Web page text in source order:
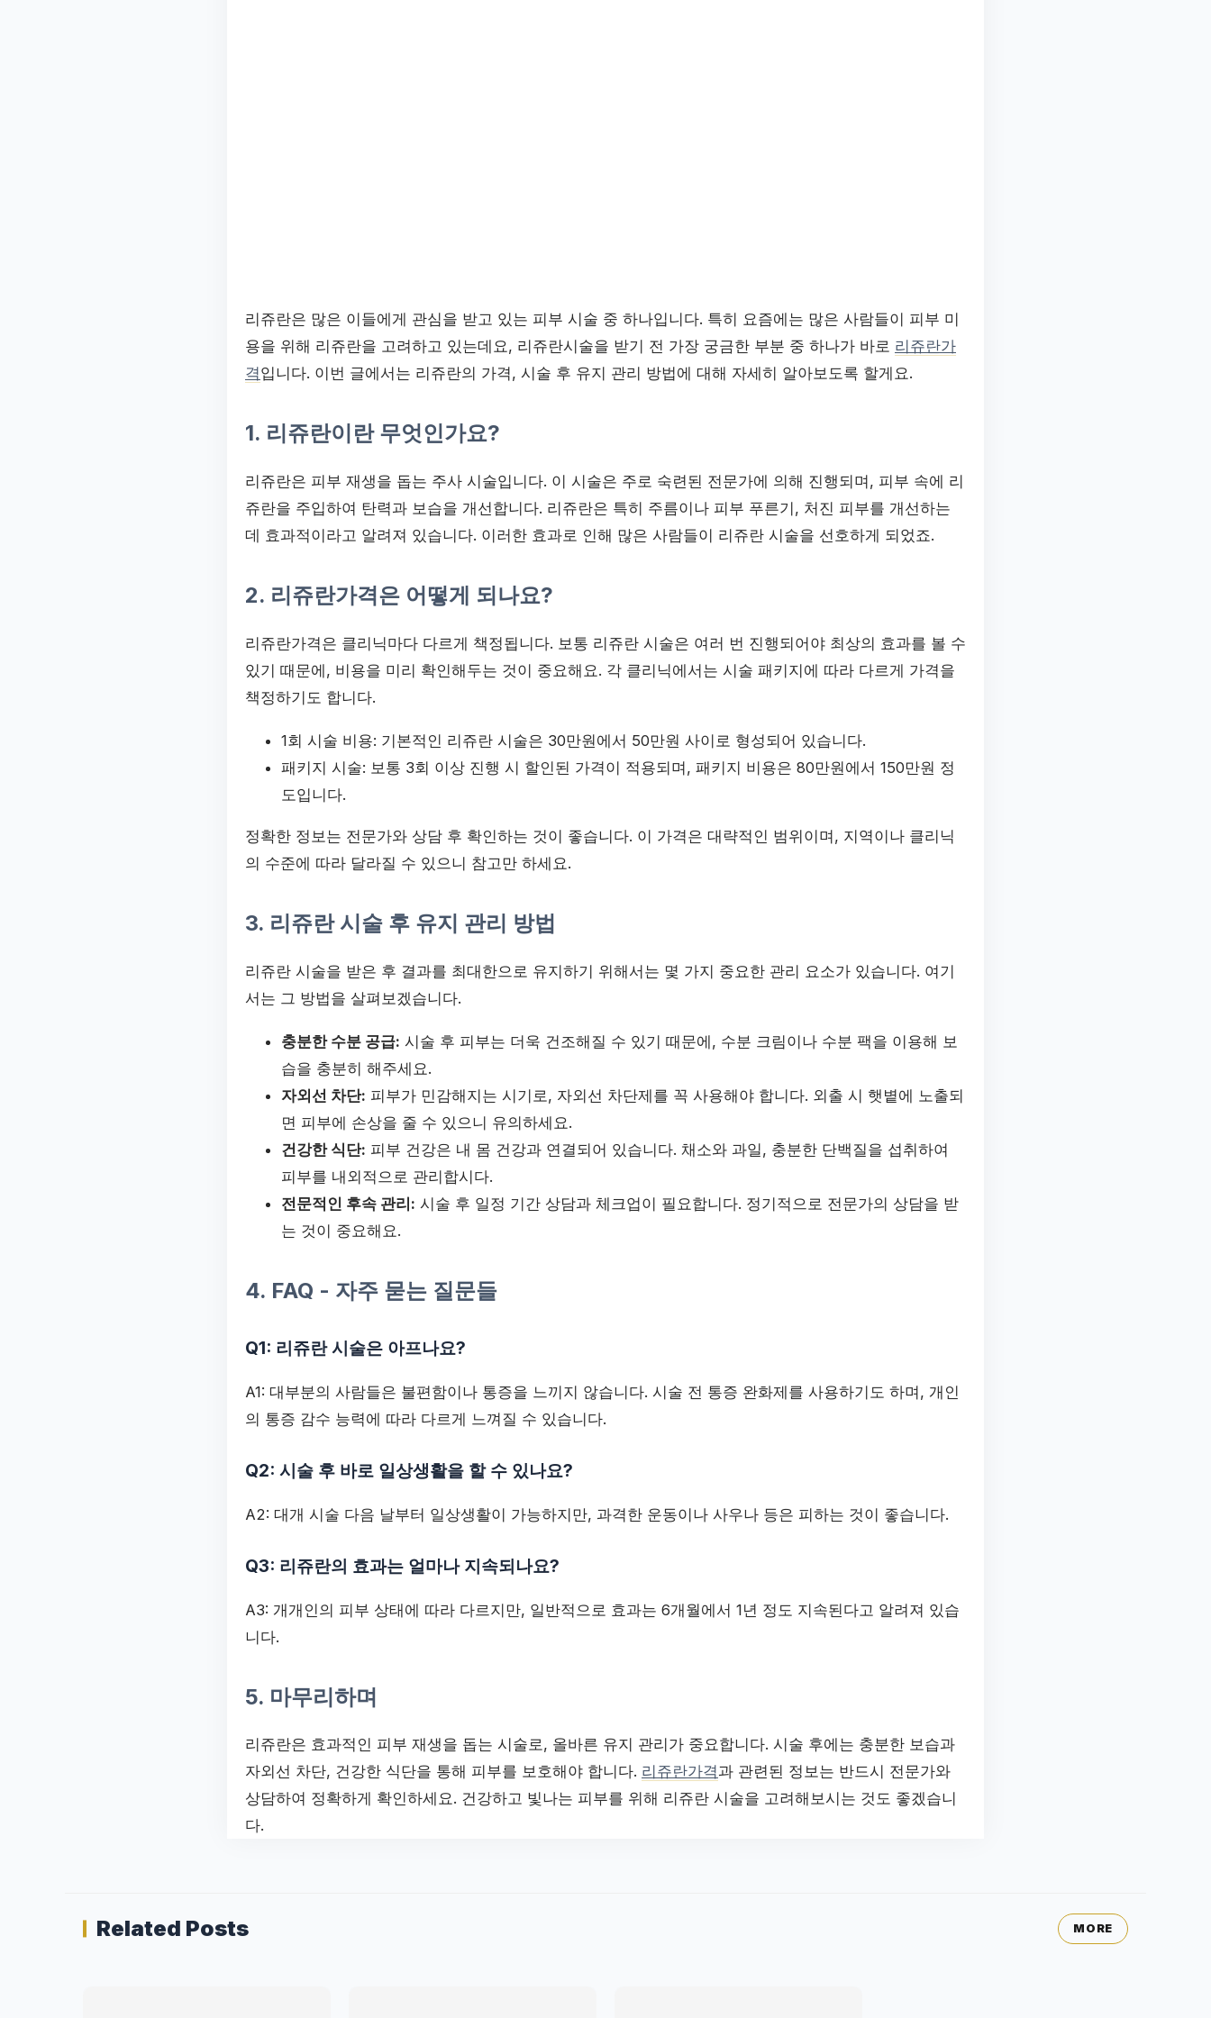
리쥬란은 많은 이들에게 관심을 받고 있는 피부 시술 중 하나입니다. 특히 요즘에는 많은 사람들이 피부 미
용을 위해 리쥬란을 고려하고 있는데요, 리쥬란시술을 받기 전 가장 궁금한 부분 중 하나가 바로 리쥬란가
격입니다. 이번 글에서는 리쥬란의 가격, 시술 후 유지 관리 방법에 대해 자세히 알아보도록 할게요.
1. 리쥬란이란 무엇인가요?
리쥬란은 피부 재생을 돕는 주사 시술입니다. 이 시술은 주로 숙련된 전문가에 의해 진행되며, 피부 속에 리
쥬란을 주입하여 탄력과 보습을 개선합니다. 리쥬란은 특히 주름이나 피부 푸른기, 처진 피부를 개선하는
데 효과적이라고 알려져 있습니다. 이러한 효과로 인해 많은 사람들이 리쥬란 시술을 선호하게 되었죠.
2. 리쥬란가격은 어떻게 되나요?
리쥬란가격은 클리닉마다 다르게 책정됩니다. 보통 리쥬란 시술은 여러 번 진행되어야 최상의 효과를 볼 수
있기 때문에, 비용을 미리 확인해두는 것이 중요해요. 각 클리닉에서는 시술 패키지에 따라 다르게 가격을
책정하기도 합니다.
1회 시술 비용: 기본적인 리쥬란 시술은 30만원에서 50만원 사이로 형성되어 있습니다.
패키지 시술: 보통 3회 이상 진행 시 할인된 가격이 적용되며, 패키지 비용은 80만원에서 150만원 정
도입니다.
정확한 정보는 전문가와 상담 후 확인하는 것이 좋습니다. 이 가격은 대략적인 범위이며, 지역이나 클리닉
의 수준에 따라 달라질 수 있으니 참고만 하세요.
3. 리쥬란 시술 후 유지 관리 방법
리쥬란 시술을 받은 후 결과를 최대한으로 유지하기 위해서는 몇 가지 중요한 관리 요소가 있습니다. 여기
서는 그 방법을 살펴보겠습니다.
충분한 수분 공급: 시술 후 피부는 더욱 건조해질 수 있기 때문에, 수분 크림이나 수분 팩을 이용해 보
습을 충분히 해주세요.
자외선 차단: 피부가 민감해지는 시기로, 자외선 차단제를 꼭 사용해야 합니다. 외출 시 햇볕에 노출되
면 피부에 손상을 줄 수 있으니 유의하세요.
건강한 식단: 피부 건강은 내 몸 건강과 연결되어 있습니다. 채소와 과일, 충분한 단백질을 섭취하여
피부를 내외적으로 관리합시다.
전문적인 후속 관리: 시술 후 일정 기간 상담과 체크업이 필요합니다. 정기적으로 전문가의 상담을 받
는 것이 중요해요.
4. FAQ - 자주 묻는 질문들
Q1: 리쥬란 시술은 아프나요?
A1: 대부분의 사람들은 불편함이나 통증을 느끼지 않습니다. 시술 전 통증 완화제를 사용하기도 하며, 개인
의 통증 감수 능력에 따라 다르게 느껴질 수 있습니다.
Q2: 시술 후 바로 일상생활을 할 수 있나요?
A2: 대개 시술 다음 날부터 일상생활이 가능하지만, 과격한 운동이나 사우나 등은 피하는 것이 좋습니다.
Q3: 리쥬란의 효과는 얼마나 지속되나요?
A3: 개개인의 피부 상태에 따라 다르지만, 일반적으로 효과는 6개월에서 1년 정도 지속된다고 알려져 있습
니다.
5. 마무리하며
리쥬란은 효과적인 피부 재생을 돕는 시술로, 올바른 유지 관리가 중요합니다. 시술 후에는 충분한 보습과
자외선 차단, 건강한 식단을 통해 피부를 보호해야 합니다. 리쥬란가격과 관련된 정보는 반드시 전문가와
상담하여 정확하게 확인하세요. 건강하고 빛나는 피부를 위해 리쥬란 시술을 고려해보시는 것도 좋겠습니
다.
Related Posts MORE